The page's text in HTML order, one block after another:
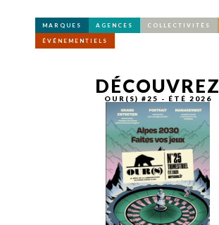
MARQUES AGENCES COLLECTIVITÉS
ÉVÉNEMENTIELS
DÉCOUVREZ
OUR(S) #25 - ÉTÉ 2026